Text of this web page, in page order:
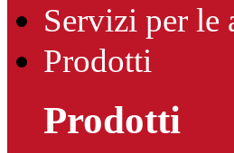
Servizi per le
Prodotti
Prodotti